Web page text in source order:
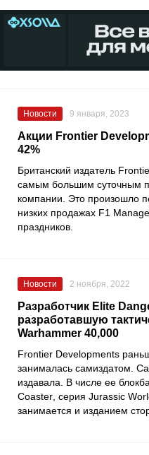
Новости 9 января, 2023
Акции Frontier
42%
Британский издатель
самым большим суточным
компании. Это произошло
низких продажах F1
праздников.
Новости 2 ноября, 2022
Разработчик Elite
разработавшую
Warhammer 40,000
Frontier Developments
занималась самиздатом.
издавала. В числе ее
Coaster , серия Jurassic
занимается и изданием